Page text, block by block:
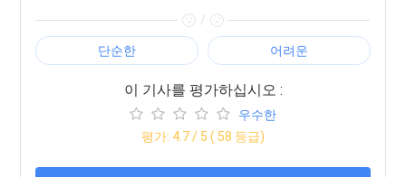
/
단순한 어려운
이 기사를 평가하십시오 :
우수한
평가: 4.7/ 5 ( 58 등급)